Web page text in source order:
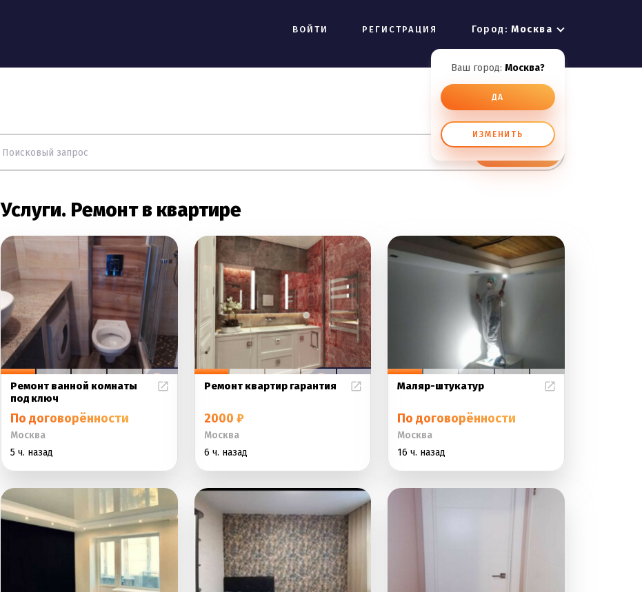
ВОЙТИ РЕГИСТРАЦИЯ Город:Москва
Ваш город: Москва?
ДА
ИЗМЕНИТЬ
Услуги. Ремонт в квартире
Ремонт ванной комнаты
под ключ
По договорённости
Москва
5 ч. назад
Ремонт квартир гарантия
2000 ₽
Москва
6 ч. назад
Маляр-штукатур
По договорённости
Москва
16 ч. назад